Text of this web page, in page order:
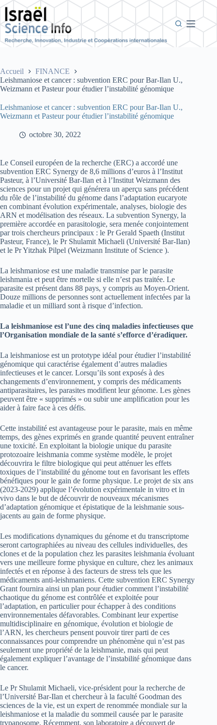
Passer
contenu
Accueil
FINANCE
Leishmaniose et cancer : subvention ERC pour Bar-Ilan U.,
Weizmann et Pasteur pour étudier l’instabilité génomique
Leishmaniose et cancer : subvention ERC pour Bar-Ilan U.,
Weizmann et Pasteur pour étudier l’instabilité génomique
octobre 30, 2022
Le Conseil européen de la recherche (ERC) a accordé une
subvention ERC Synergy de 8,6 millions d’euros à l’Institut
Pasteur, à l’Université Bar-Ilan et à l’Institut Weizmann des
sciences pour un projet qui générera un aperçu sans précédent
du rôle de l’instabilité du génome dans l’adaptation eucaryote
en combinant évolution expérimentale, analyses, biologie des
ARN et modélisation des réseaux. La subvention Synergy, la
première accordée en parasitologie, sera menée conjointement
par trois chercheurs principaux : le Pr Gerald Spaeth (Institut
Pasteur, France), le Pr Shulamit Michaeli (Université Bar-Ilan)
et le Pr Yitzhak Pilpel (Weizmann Institute of Science ).
La leishmaniose est une maladie transmise par le parasite
leishmania et peut être mortelle si elle n’est pas traitée. Le
parasite est présent dans 88 pays, y compris au Moyen-Orient.
Douze millions de personnes sont actuellement infectées par la
maladie et un milliard sont à risque d’infection.
La leishmaniose est l’une des cinq maladies infectieuses que
l’Organisation mondiale de la santé s’efforce d’éradiquer.
La leishmaniose est un prototype idéal pour étudier l’instabilité
génomique qui caractérise également d’autres maladies
infectieuses et le cancer. Lorsqu’ils sont exposés à des
changements d’environnement, y compris des médicaments
antiparasitaires, les parasites modifient leur génome. Les gènes
peuvent être « supprimés » ou subir une amplification pour les
aider à faire face à ces défis.
Cette instabilité est avantageuse pour le parasite, mais en même
temps, des gènes exprimés en grande quantité peuvent entraîner
une toxicité. En exploitant la biologie unique du parasite
protozoaire leishmania comme système modèle, le projet
découvrira le filtre biologique qui peut atténuer les effets
toxiques de l’instabilité du génome tout en favorisant les effets
bénéfiques pour le gain de forme physique. Le projet de six ans
(2023-2029) applique l’évolution expérimentale in vitro et in
vivo dans le but de découvrir de nouveaux mécanismes
d’adaptation génomique et épistatique de la leishmanie sous-
jacents au gain de forme physique.
Les modifications dynamiques du génome et du transcriptome
seront cartographiées au niveau des cellules individuelles, des
clones et de la population chez les parasites leishmania évoluant
vers une meilleure forme physique en culture, chez les animaux
infectés et en réponse à des facteurs de stress tels que les
médicaments anti-leishmaniens. Cette subvention ERC Synergy
Grant fournira ainsi un plan pour étudier comment l’instabilité
chaotique du génome est contrôlée et exploitée pour
l’adaptation, en particulier pour échapper à des conditions
environnementales défavorables. Combinant leur expertise
multidisciplinaire en génomique, évolution et biologie de
l’ARN, les chercheurs pensent pouvoir tirer parti de ces
connaissances pour comprendre un phénomène qui n’est pas
seulement une propriété de la leishmanie, mais qui peut
également expliquer l’avantage de l’instabilité génomique dans
le cancer.
Le Pr Shulamit Michaeli, vice-président pour la recherche de
l’Université Bar-Ilan et chercheur à la faculté Goodman des
sciences de la vie, est un expert de renommée mondiale sur la
leishmaniose et la maladie du sommeil causée par le parasite
trypanosome. Récemment, son laboratoire a découvert de